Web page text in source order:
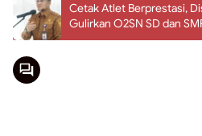
Cetak Atlet Berprestasi,
Gulirkan O2SN SD dan